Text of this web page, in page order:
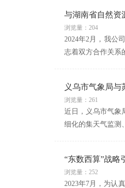
与湖南省自然资
浏览量：204
2024年2月，我公
志着双方合作关系
义乌市气象局
浏览量：261
近日，义乌市气象
细化的集天气监测
“东数西算”战略
浏览量：252
2023年7月，为认